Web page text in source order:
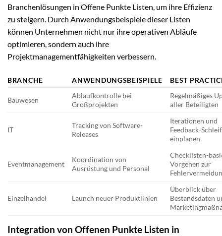
Branchenlösungen in Offene Punkte Listen, um ihre Effizienz
zu steigern. Durch Anwendungsbeispiele dieser Listen
können Unternehmen nicht nur ihre operativen Abläufe
optimieren, sondern auch ihre
Projektmanagementfähigkeiten verbessern.
BRANCHE ANWENDUNGSBEISPIELE BEST
Bauwesen
Ablaufkontrolle bei
Großprojekten
Regelmäßiges
aller Beteiligten
IT
Tracking von Software-
Releases
Iterationen und
Feedback-
einplanen
Eventmanagement
Koordination von
Ausrüstung und Personal
Checklisten-
Vorgehen zur
Einzelhandel Launch neuer Produktlinien
Überblick über
Bestandsdaten
Integration von Offenen Punkte Listen in